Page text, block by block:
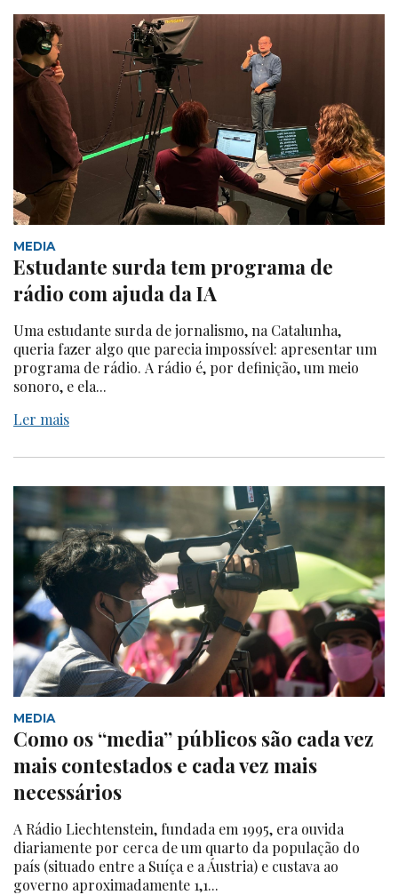
MEDIA
Estudante surda tem programa de
rádio com ajuda da IA
Uma estudante surda de jornalismo, na Catalunha,
queria fazer algo que parecia impossível: apresentar um
programa de rádio. A rádio é, por definição, um meio
sonoro, e ela...
Ler mais
MEDIA
Como os “media” públicos são cada vez
mais contestados e cada vez mais
necessários
A Rádio Liechtenstein, fundada em 1995, era ouvida
diariamente por cerca de um quarto da população do
país (situado entre a Suíça e a Áustria) e custava ao
governo aproximadamente 1,1...